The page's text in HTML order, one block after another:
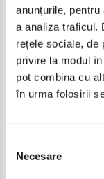
anunțurile,
a analiza traficul.
rețele sociale, de
privire la modul
pot combina cu
în urma folosirii
consimțământului
Necesare
Roger Marty - Armele
12,00Lei 7,80
Adaugă în coș